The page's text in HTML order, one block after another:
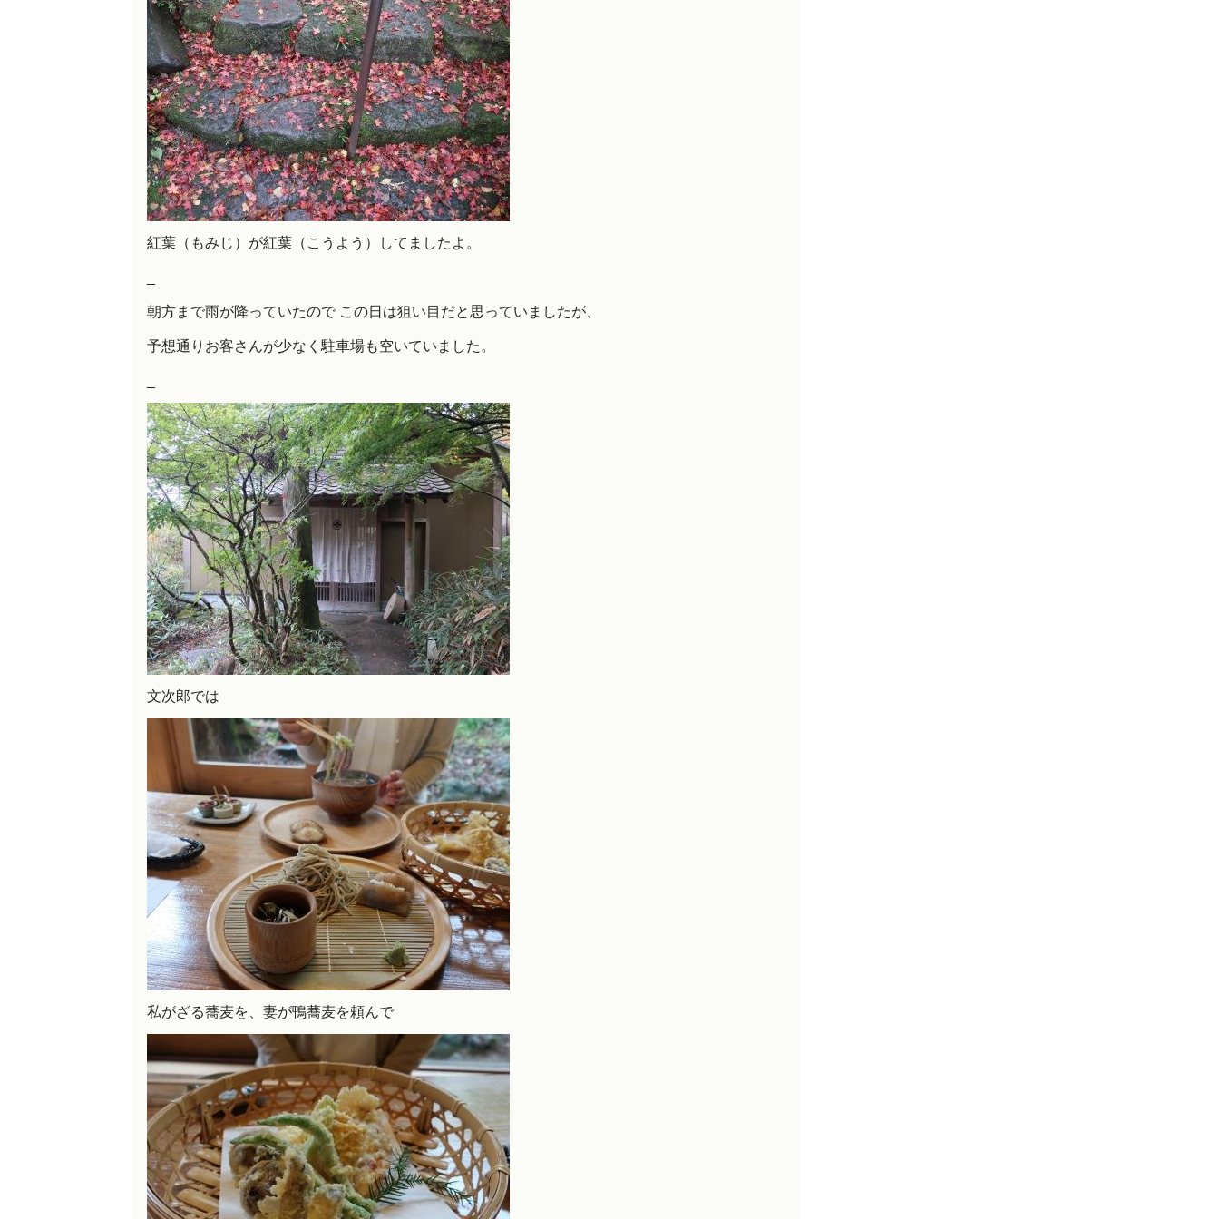
紅葉（もみじ）が紅葉（こうよう）してましたよ。
朝方まで雨が降っていたので この日は狙い目だと思っていましたが、
予想通りお客さんが少なく駐車場も空いていました。
文次郎では
私がざる蕎麦を、妻が鴨蕎麦を頼んで